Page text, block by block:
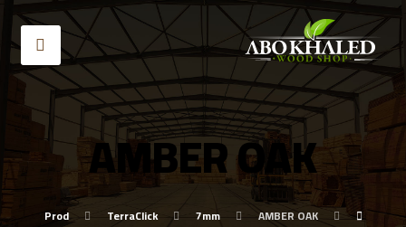
AMBER OAK
Prod TerraClick 7mm AMBER OAK